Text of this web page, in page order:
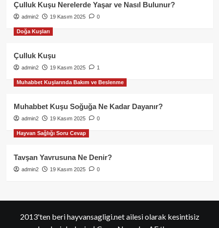
Çulluk Kuşu Nerelerde Yaşar ve Nasıl Bulunur?
admin2 19 Kasım 2025 0
Doğa Kuşları
Çulluk Kuşu
admin2 19 Kasım 2025 1
Muhabbet Kuşlarında Bakım ve Beslenme
Muhabbet Kuşu Soğuğa Ne Kadar Dayanır?
admin2 19 Kasım 2025 0
Hayvan Sağlığı Soru Cevap
Tavşan Yavrusuna Ne Denir?
admin2 19 Kasım 2025 0
2013'ten beri hayvansagligi.net ailesi olarak kesintisiz